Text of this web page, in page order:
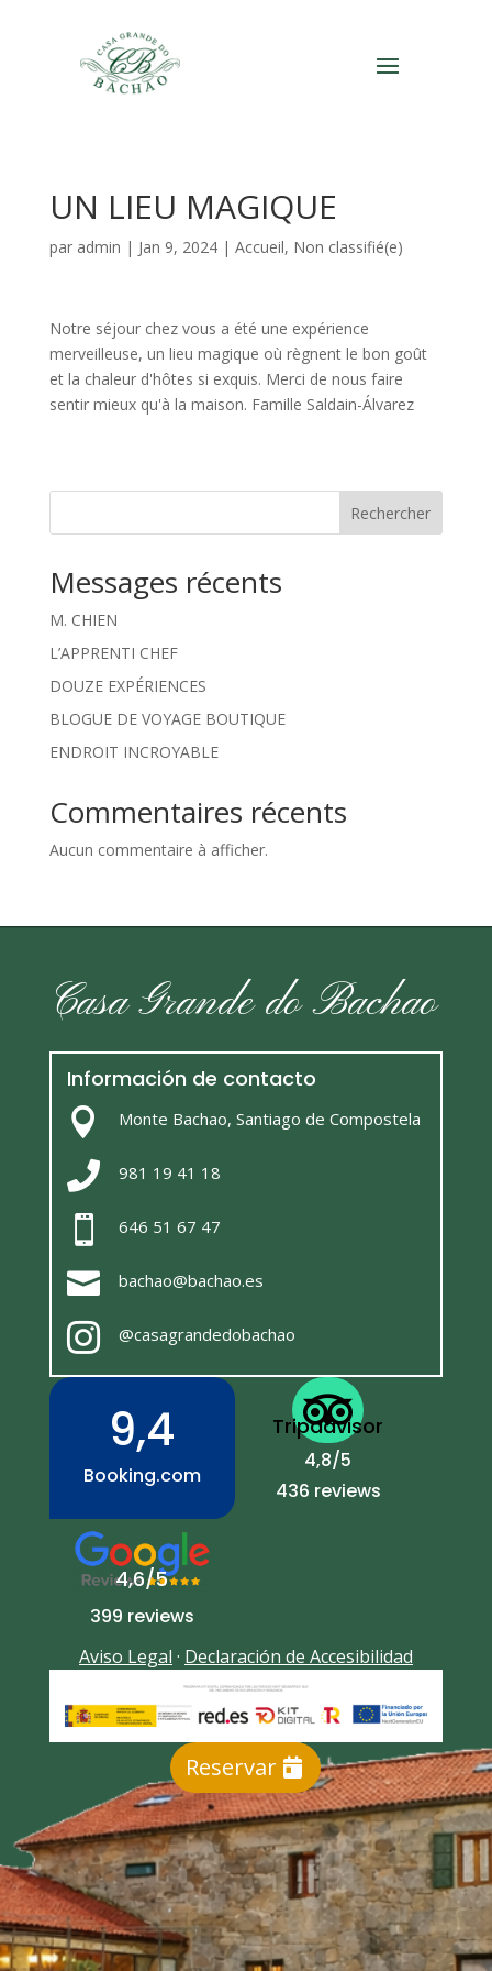
UN LIEU MAGIQUE
par admin | Jan 9, 2024| Accueil, Non classifié(e)
Notre séjour chez vous a été une expérience
merveilleuse, un lieu magique où règnent le bon goût
et la chaleur d'hôtes si exquis. Merci de nous faire
sentir mieux qu'à la maison. Famille Saldain-Álvarez
Rechercher
Messages récents
M. CHIEN
L’APPRENTI CHEF
DOUZE EXPÉRIENCES
BLOGUE DE VOYAGE BOUTIQUE
ENDROIT INCROYABLE
Commentaires récents
Aucun commentaire à afficher.
Casa Grande do Bachao
Información de contacto
 Monte Bachao, Santiago de Compostela
 981 19 41 18
 646 51 67 47
 bachao@bachao.es
 @casagrandedobachao
9,4
Booking.com

Tripadvisor
4,8/5
436 reviews
4,6/5
399 reviews
Aviso Legal · Declaración de Accesibilidad
Reservar